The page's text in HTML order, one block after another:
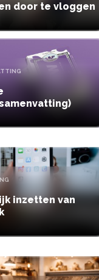
door te vloggen
inzetten van